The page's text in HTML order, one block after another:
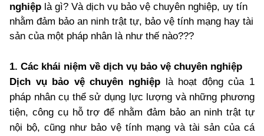
nghiệp là gì? Và dịch vụ bảo vệ chuyên nghiệp, uy tín
nhằm đảm bảo an ninh trật tự, bảo vệ tính mạng hay tài
sản của một pháp nhân là như thế nào???
1. Các khái niệm về dịch vụ bảo vệ chuyên nghiệp
Dịch vụ bảo vệ chuyên nghiệp là hoạt động của 1
pháp nhân cụ thể sử dụng lực lượng và những phương
tiện, công cụ hỗ trợ để nhằm đảm bảo an ninh trật tự
nội bộ, cũng như bảo vệ tính mạng và tài sản của cá